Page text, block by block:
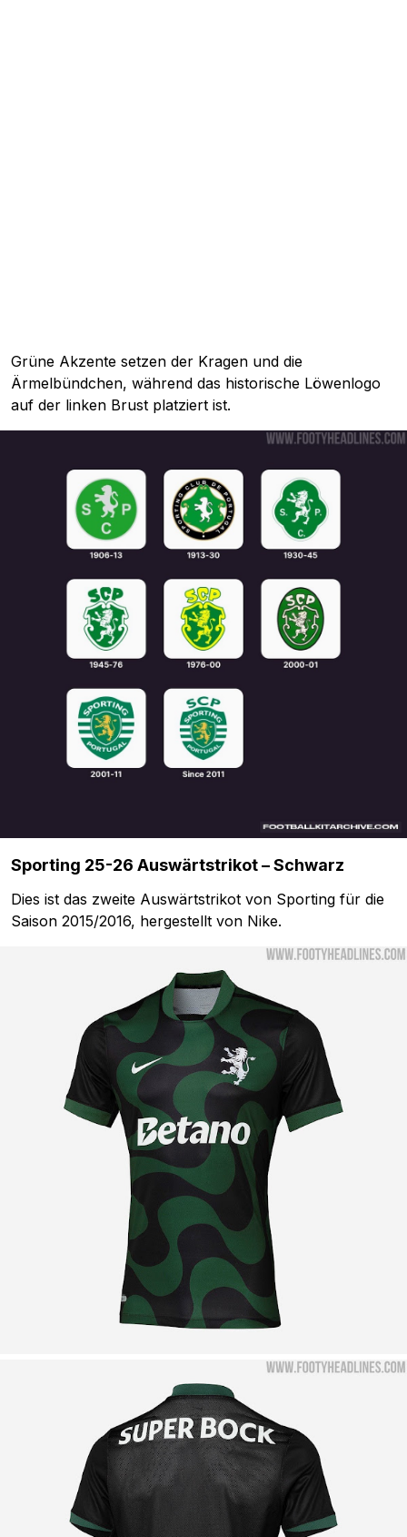
Grüne Akzente setzen der Kragen und die
Ärmelbündchen, während das historische Löwenlogo
auf der linken Brust platziert ist.
Sporting 25-26 Auswärtstrikot – Schwarz
Dies ist das zweite Auswärtstrikot von Sporting für die
Saison 2015/2016, hergestellt von Nike.